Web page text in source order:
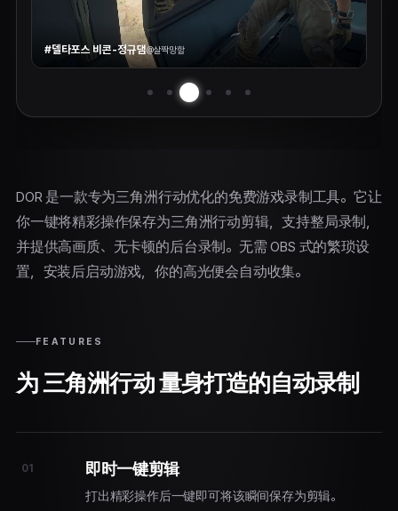
#델타포스 비콘-정규댐@살짝망함
DOR 是一款专为三角洲行动优化的免费游戏录制工具。它让
你一键将精彩操作保存为三角洲行动剪辑，支持整局录制，
并提供高画质、无卡顿的后台录制。无需 OBS 式的繁琐设
置，安装后启动游戏，你的高光便会自动收集。
FEATURES
为 三角洲行动 量身打造的自动录制
01 即时一键剪辑
打出精彩操作后一键即可将该瞬间保存为剪辑。